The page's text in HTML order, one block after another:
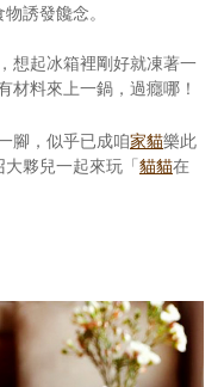
誘發饞念。
想起冰箱裡剛好就凍著一
材料來上一鍋，過癮哪！
腳，似乎已成咱家貓樂此
夥兒一起來玩「貓貓在